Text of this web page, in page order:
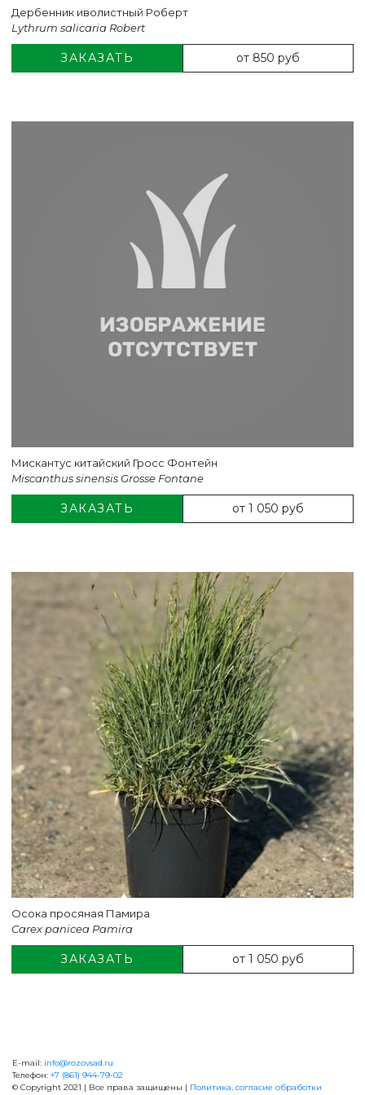
+7 (861) 944-79-02
Дербенник иволистный Роберт
Lythrum salicaria Robert
ЗАКАЗАТЬ от 850 руб
Мискантус китайский Гросс Фонтейн
Miscanthus sinensis Grosse Fontane
ЗАКАЗАТЬ от 1 050 руб
Осока просяная Памира
Carex panicea Pamira
ЗАКАЗАТЬ от 1 050 руб
E-mail: info@rozovsad.ru
Телефон: +7 (861) 944-79-02
© Copyright 2021 | Все права защищены | Политика, согласие обработки